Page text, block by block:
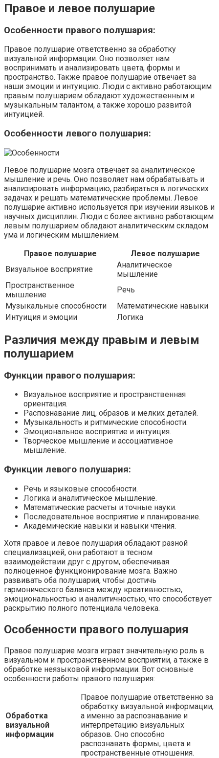
Правое и левое полушарие
Особенности правого полушария:
Правое полушарие ответственно за обработку
визуальной информации. Оно позволяет нам
воспринимать и анализировать цвета, формы и
пространство. Также правое полушарие отвечает за
наши эмоции и интуицию. Люди с активно работающим
правым полушарием обладают художественным и
музыкальным талантом, а также хорошо развитой
интуицией.
Особенности левого полушария:
Левое полушарие мозга отвечает за аналитическое
мышление и речь. Оно позволяет нам обрабатывать и
анализировать информацию, разбираться в логических
задачах и решать математические проблемы. Левое
полушарие активно используется при изучении языков и
научных дисциплин. Люди с более активно работающим
левым полушарием обладают аналитическим складом
ума и логическим мышлением.
Правое полушарие
Левое полушарие
Визуальное восприятие
Аналитическое
мышление
Пространственное
мышление
Речь
Музыкальные способности
Математические навыки
Интуиция и эмоции
Логика
Различия между правым и левым
полушарием
Функции правого полушария:
Визуальное восприятие и пространственная
ориентация.
Распознавание лиц, образов и мелких деталей.
Музыкальность и ритмические способности.
Эмоциональное восприятие и интуиция.
Творческое мышление и ассоциативное
мышление.
Функции левого полушария:
Речь и языковые способности.
Логика и аналитическое мышление.
Математические расчеты и точные науки.
Последовательное восприятие и планирование.
Академические навыки и навыки чтения.
Хотя правое и левое полушария обладают разной
специализацией, они работают в тесном
взаимодействии друг с другом, обеспечивая
полноценное функционирование мозга. Важно
развивать оба полушария, чтобы достичь
гармонического баланса между креативностью,
эмоциональностью и аналитичностью, что способствует
раскрытию полного потенциала человека.
Особенности правого полушария
Правое полушарие мозга играет значительную роль в
визуальном и пространственном восприятии, а также в
обработке неязыковой информации. Вот основные
особенности работы правого полушария:
Обработка
визуальной
информации
Правое полушарие ответственно за
обработку визуальной информации,
а именно за распознавание и
интерпретацию визуальных
образов. Оно способно
распознавать формы, цвета и
пространственные отношения.